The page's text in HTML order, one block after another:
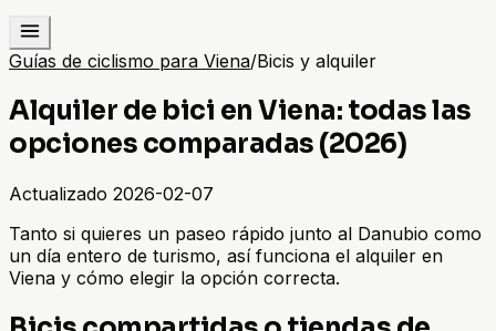
Guías de ciclismo para Viena/Bicis y alquiler
Alquiler de bici en Viena: todas las
opciones comparadas (2026)
Actualizado 2026-02-07
Tanto si quieres un paseo rápido junto al Danubio como
un día entero de turismo, así funciona el alquiler en
Viena y cómo elegir la opción correcta.